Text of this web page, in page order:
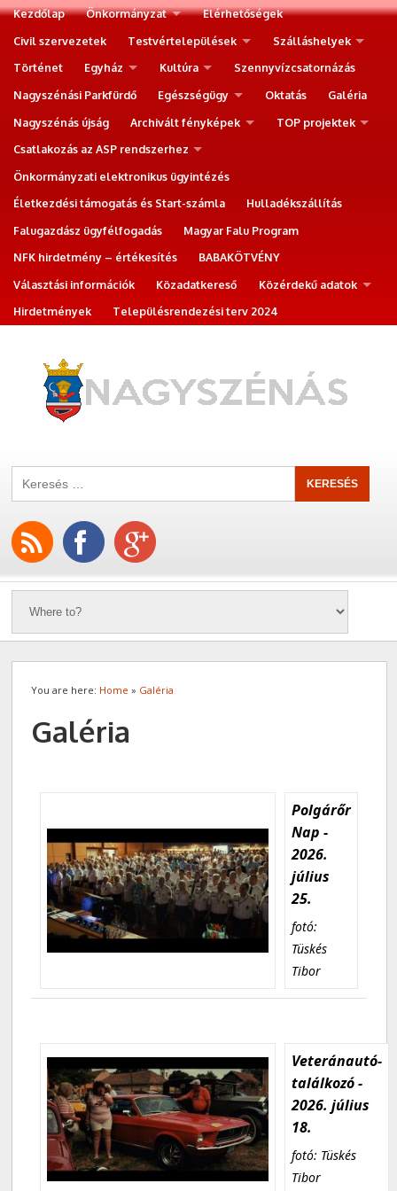
Kezdőlap Önkormányzat
Elérhetőségek
Civil szervezetek
Testvértelepülések
Szálláshelyek
Történet
Egyház Kultúra
Szennyvízcsatornázás
Nagyszénási Parkfürdő
Egészségügy Oktatás
Galéria
Nagyszénás újság
Archivált fényképek
TOP projektek
Csatlakozás az ASP rendszerhez
Önkormányzati elektronikus ügyintézés
Életkezdési támogatás és Start-számla
Hulladékszállítás
Falugazdász ügyfélfogadás
Magyar Falu Program
NFK hirdetmény – értékesítés
BABAKÖTVÉNY
Választási információk
Közadatkereső
Közérdekű adatok
Hirdetmények
Településrendezési terv 2024
You are here: Home » Galéria
Galéria
Polgárőr
Nap -
2026.
július
25.
fotó:
Tüskés
Tibor
Veteránautó-
találkozó -
2026. július
18.
fotó: Tüskés
Tibor